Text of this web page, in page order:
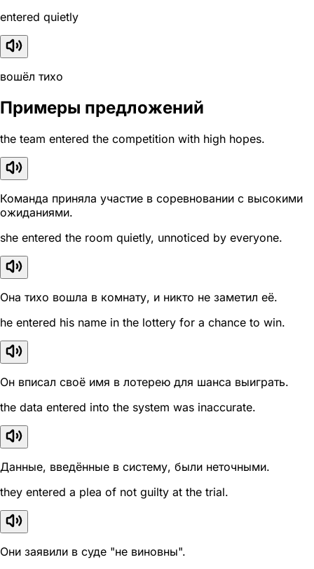
entered quietly
вошёл тихо
Примеры предложений
the team entered the competition with high hopes.
Команда приняла участие в соревновании с высокими
ожиданиями.
she entered the room quietly, unnoticed by everyone.
Она тихо вошла в комнату, и никто не заметил её.
he entered his name in the lottery for a chance to win.
Он вписал своё имя в лотерею для шанса выиграть.
the data entered into the system was inaccurate.
Данные, введённые в систему, были неточными.
they entered a plea of not guilty at the trial.
Они заявили в суде "не виновны".